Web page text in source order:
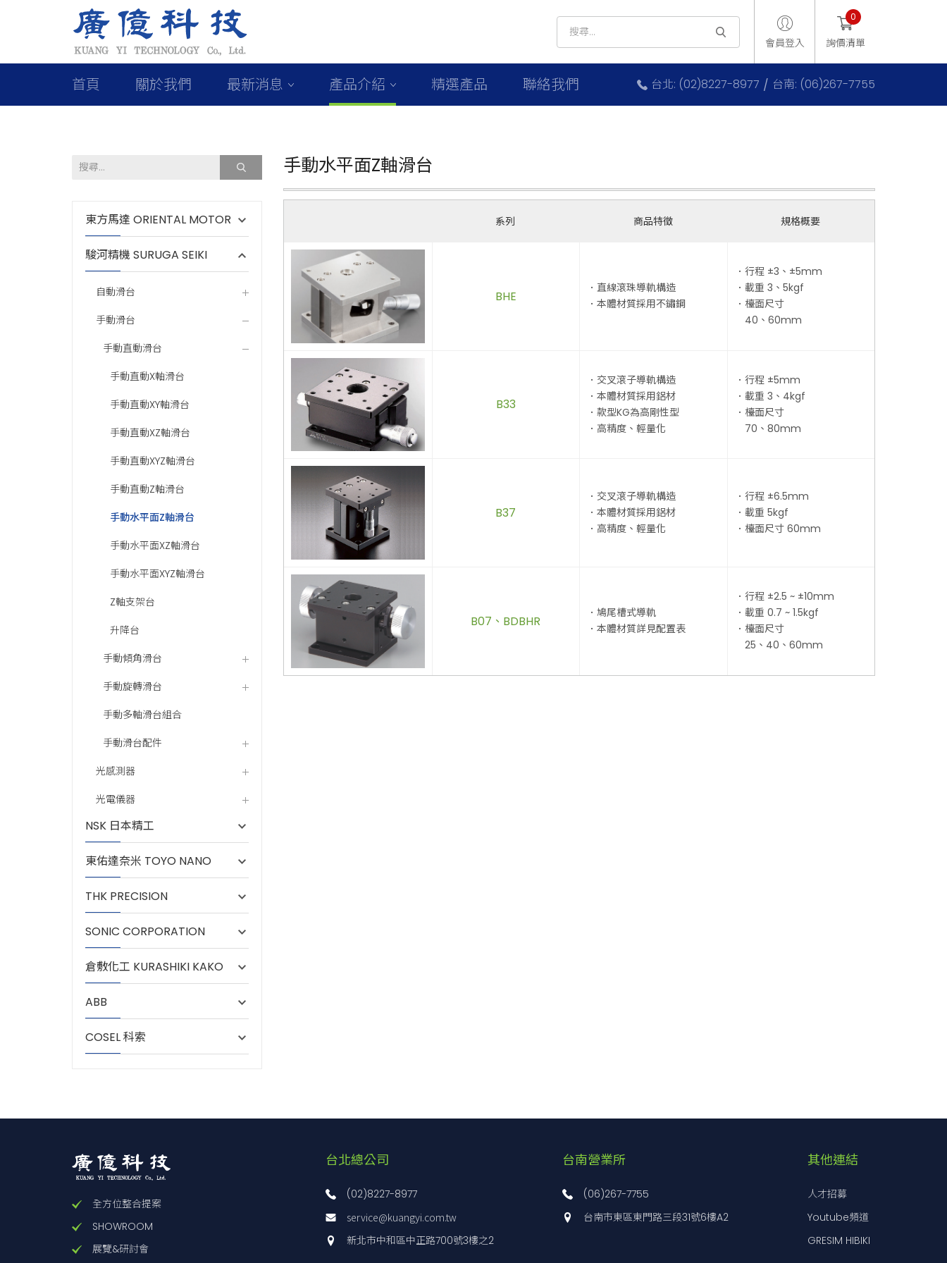
會員登入 詢價清單
0
首頁 關於我們 最新消息 產品介紹 精選產品 聯絡我們 台北: (02)8227-8977 台南: (06)267-7755
東方馬達 ORIENTAL MOTOR
駿河精機 SURUGA SEIKI
自動滑台
手動滑台
手動直動滑台
手動直動X軸滑台
手動直動XY軸滑台
手動直動XZ軸滑台
手動直動XYZ軸滑台
手動直動Z軸滑台
手動水平面Z軸滑台
手動水平面XZ軸滑台
手動水平面XYZ軸滑台
Z軸支架台
升降台
手動傾角滑台
手動旋轉滑台
手動多軸滑台組合
手動滑台配件
光感測器
光電儀器
NSK 日本精工
東佑達奈米 TOYO NANO
THK PRECISION
SONIC CORPORATION
倉敷化工 KURASHIKI KAKO
ABB
COSEL 科索
手動水平面Z軸滑台
系列 商品特徵 規格概要
BHE
．直線滾珠導軌構造
．本體材質採用不鏽鋼
．行程 ±3、±5mm
．載重 3、5kgf
．檯面尺寸
40、60mm
B33
．交叉滾子導軌構造
．本體材質採用鋁材
．款型KG為高剛性型
．高精度、輕量化
．行程 ±5mm
．載重 3、4kgf
．檯面尺寸
70、80mm
B37
．交叉滾子導軌構造
．本體材質採用鋁材
．高精度、輕量化
．行程 ±6.5mm
．載重 5kgf
．檯面尺寸 60mm
B07、BDBHR
．鳩尾槽式導軌
．本體材質詳見配置表
．行程 ±2.5 ~ ±10mm
．載重 0.7 ~ 1.5kgf
．檯面尺寸
25、40、60mm
全方位整合提案
SHOWROOM
展覽&研討會
台北總公司
(02)8227-8977
service@kuangyi.com.tw
新北市中和區中正路700號3樓之2
台南營業所
(06)267-7755
台南市東區東門路三段31號6樓A2
其他連結
人才招募
Youtube頻道
GRESIM HIBIKI